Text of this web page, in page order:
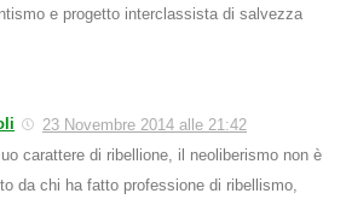
e progetto interclassista di salvezza
23 Novembre 2014 alle 21:42
carattere di ribellione, il neoliberismo non è
da chi ha fatto professione di ribellismo,